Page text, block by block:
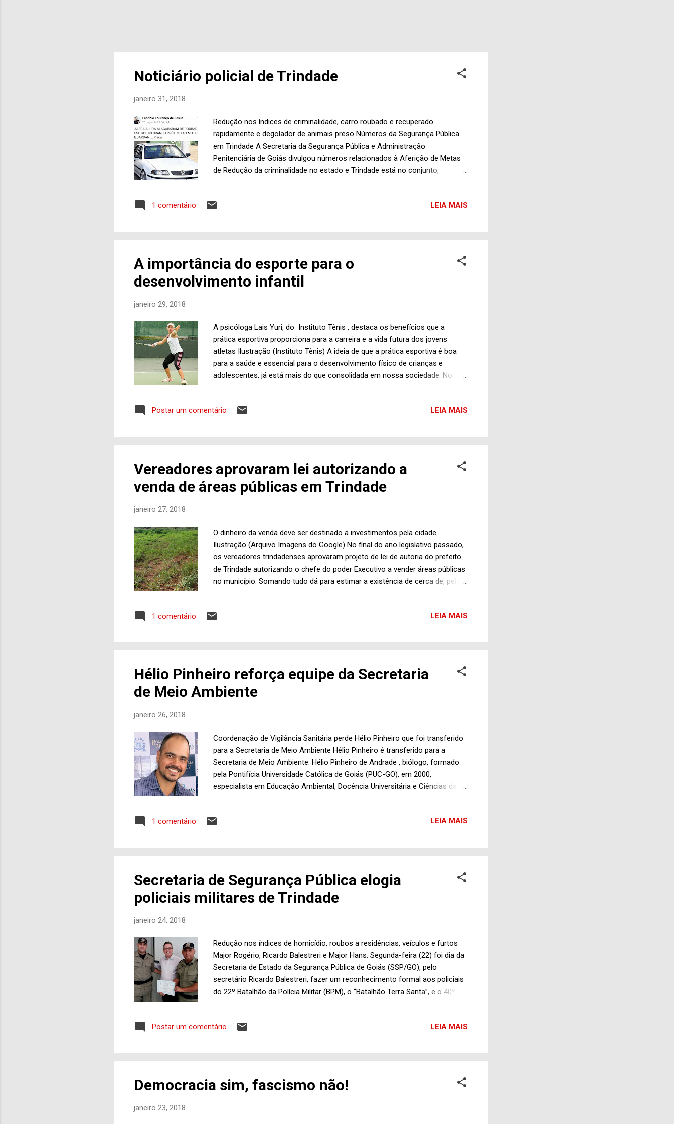
Noticiário policial de Trindade
janeiro 31, 2018
Redução nos índices de criminalidade, carro roubado e recuperado
rapidamente e degolador de animais preso Números da Segurança Pública
em Trindade A Secretaria da Segurança Pública e Administração
Penitenciária de Goiás divulgou números relacionados à Aferição de Metas
de Redução da criminalidade no estado e Trindade está no conjunto,
10,53%; roubo a comércio caiu 48%; roubo a residências diminuiu 35,29%;
roubado e recuperado rapidamente Quinta-feira (25), mais de 22h. Franciel
Oliveira de Alcântara teve o carro roubado (foto abaixo). Contou o triste
senhor resultado! Isso mesmo, os homens do 22º Batalhão da Polícia Militar
de Goiás, o “ Batalhão Terra Santa ”, sob o comando do Major Hans, entra...
1 comentário LEIA MAIS
A importância do esporte para o
desenvolvimento infantil
janeiro 29, 2018
A psicóloga Lais Yuri, do Instituto Tênis , destaca os benefícios que a
prática esportiva proporciona para a carreira e a vida futura dos jovens
atletas Ilustração (Instituto Tênis) A ideia de que a prática esportiva é boa
para a saúde e essencial para o desenvolvimento físico de crianças e
adolescentes, já está mais do que consolidada em nossa sociedade. No
psicóloga do Instituto Tênis, instituição sem fins lucrativos que tem como
com os valores incutidos na prática esportiva é fundamental para o
processo de construção do caráter já na infância. “O esporte ajuda em
superar adversidades, ter foco, entre outras capacidades”, explica. “
Realizando uma atividade esportiva com...
Postar um comentário LEIA MAIS
Vereadores aprovaram lei autorizando a
venda de áreas públicas em Trindade
janeiro 27, 2018
O dinheiro da venda deve ser destinado a investimentos pela cidade
Ilustração (Arquivo Imagens do Google) No final do ano legislativo passado,
os vereadores trindadenses aprovaram projeto de lei de autoria do prefeito
de Trindade autorizando o chefe do poder Executivo a vender áreas públicas
no município. Somando tudo dá para estimar a existência de cerca de, pelo
se cheg ar facilmente a um total que deve girar ao redor de R$ 12 milhões. O
viável a vend a de parte dos imóveis que integram o patrimônio público para
juntar um dinheir inh o a mais na bolsa da “viúva” e, dessa forma, ter
sob a gestão municipal.
1 comentário LEIA MAIS
Hélio Pinheiro reforça equipe da Secretaria
de Meio Ambiente
janeiro 26, 2018
Coordenação de Vigilância Sanitária perde Hélio Pinheiro que foi transferido
para a Secretaria de Meio Ambiente Hélio Pinheiro é transferido para a
Secretaria de Meio Ambiente. Hélio Pinheiro de Andrade , biólogo, formado
pela Pontifícia Universidade Católica de Goiás (PUC-GO), em 2000,
especialista em Educação Ambiental, Docência Universitária e Ciências da
desde o primeiro mandato do prefeito Jânio Darrot (PSDB), iniciado em
de biologia na rede estadual de ensino e também na Faculdade União de
Goyazes (FUG), já integrou a equipe do prefeito Maguito Vilela (PMDB), em
Aparecida de Goiânia, de 2009 a 2012, quando esteve à frente da Diretoria de
Vigilância Epidemiológica naquele município. Hélio Pinheiro oficialmente
começará na próxim...
1 comentário LEIA MAIS
Secretaria de Segurança Pública elogia
policiais militares de Trindade
janeiro 24, 2018
Redução nos índices de homicídio, roubos a residências, veículos e furtos
Major Rogério, Ricardo Balestreri e Major Hans. Segunda-feira (22) foi dia da
Secretaria de Estado da Segurança Pública de Goiás (SSP/GO), pelo
secretário Ricardo Balestreri, fazer um reconhecimento formal aos policiais
do 22º Batalhão da Polícia Militar (BPM), o “Batalhão Terra Santa”, e o 40º
terem reduzido a criminalidade em Trindade, referente ao último trimestre do
redução, foram homicídio, roubo a residência, roubo a veículos e furtos.
Major Hans divulgou agradecimento público pela menção honrosa recebida
conquista com toda a equipe. “Eu apenas simbolizo todo o esforço
Postar um comentário LEIA MAIS
Democracia sim, fascismo não!
janeiro 23, 2018